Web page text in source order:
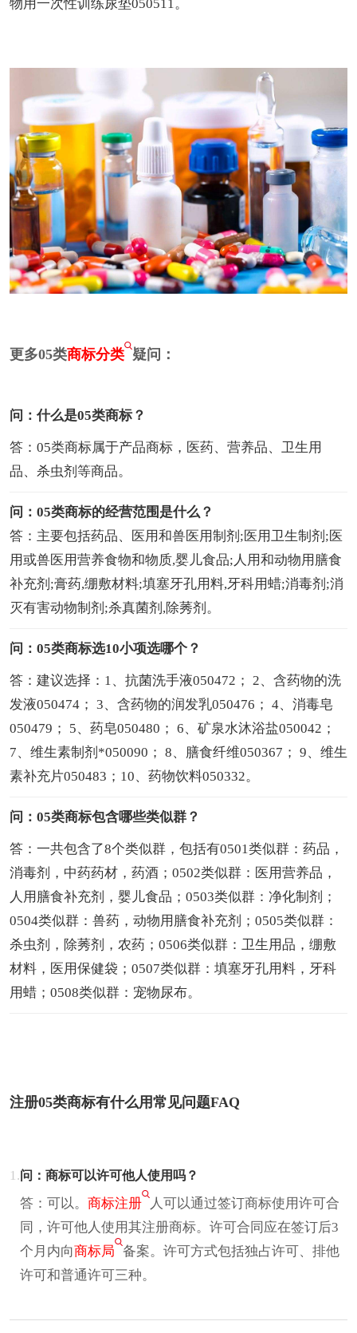
物用一次性训练尿垫050511。
更多05类商标分类 疑问：
问：什么是05类商标？
答：05类商标属于产品商标，医药、营养品、卫生用
品、杀虫剂等商品。
问：05类商标的经营范围是什么？
答：主要包括药品、医用和兽医用制剂;医用卫生制剂;医
用或兽医用营养食物和物质,婴儿食品;人用和动物用膳食
补充剂;膏药,绷敷材料;填塞牙孔用料,牙科用蜡;消毒剂;消
灭有害动物制剂;杀真菌剂,除莠剂。
问：05类商标选10小项选哪个？
答：建议选择：1、抗菌洗手液050472； 2、含药物的洗
发液050474； 3、含药物的润发乳050476； 4、消毒皂
050479； 5、药皂050480； 6、矿泉水沐浴盐050042；
7、维生素制剂*050090； 8、膳食纤维050367； 9、维生
素补充片050483；10、药物饮料050332。
问：05类商标包含哪些类似群？
答：一共包含了8个类似群，包括有0501类似群：药品，
消毒剂，中药药材，药酒；0502类似群：医用营养品，
人用膳食补充剂，婴儿食品；0503类似群：净化制剂；
0504类似群：兽药，动物用膳食补充剂；0505类似群：
杀虫剂，除莠剂，农药；0506类似群：卫生用品，绷敷
材料，医用保健袋；0507类似群：填塞牙孔用料，牙科
用蜡；0508类似群：宠物尿布。
注册05类商标有什么用常见问题FAQ
1.问：商标可以许可他人使用吗？
答：可以。 商标注册
人可以通过签订商标使用许可合
同，许可他人使用其注册商标。许可合同应在签订后3
个月内向商标局 备案。许可方式包括独占许可、排他
许可和普通许可三种。